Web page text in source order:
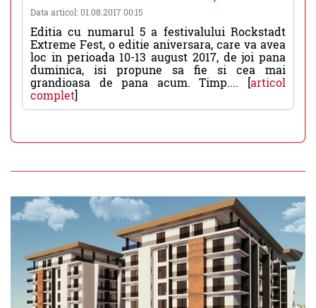
Data articol: 01.08.2017 00:15
Editia cu numarul 5 a festivalului Rockstadt
Extreme Fest, o editie aniversara, care va avea
loc in perioada 10-13 august 2017, de joi pana
duminica, isi propune sa fie si cea mai
grandioasa de pana acum. Timp.... [articol
complet]